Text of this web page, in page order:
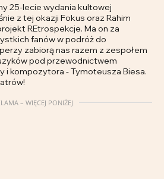
25-lecie wydania kultowej
z tej okazji Fokus oraz Rahim
REtrospekcje. Ma on za
fanów w podróż do
zabiorą nas razem z zespołem
pod przewodnictwem
i kompozytora - Tymoteusza Biesa.
– WIĘCEJ PONIŻEJ